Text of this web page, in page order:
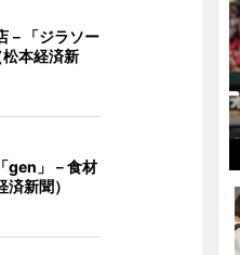
－「ジラソー
本経済新
gen」－食材
新聞）